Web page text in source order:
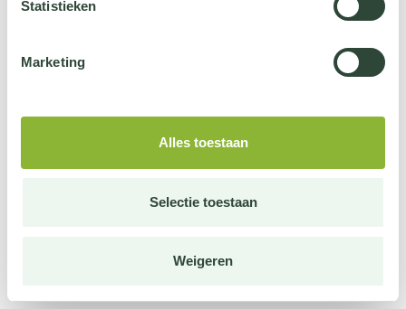
Statistieken
Marketing
Alles toestaan
Selectie toestaan
Weigeren